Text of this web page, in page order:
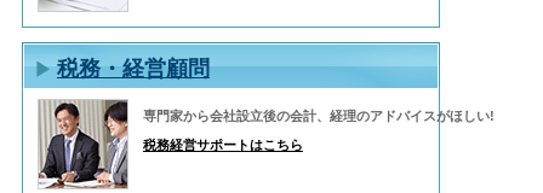
税務・経営顧問
専門家から会社設立後の会計、経理のアドバイスがほしい!
税務経営サポートはこちら